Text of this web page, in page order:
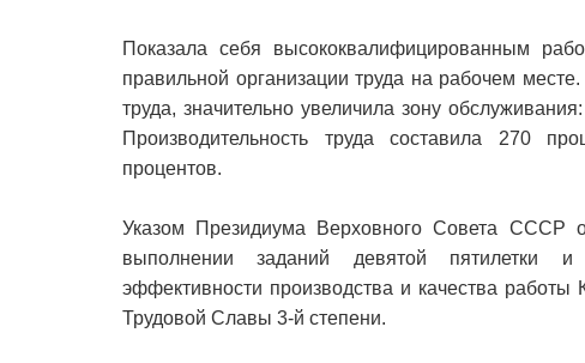
Показала себя высококвалифицированным
правильной организации труда на рабочем
труда, значительно увеличила зону
Производительность труда составила 270
процентов.
Указом Президиума Верховного Совета СССР
выполнении заданий девятой пятилетки и
эффективности производства и качества
Трудовой Славы 3-й степени.